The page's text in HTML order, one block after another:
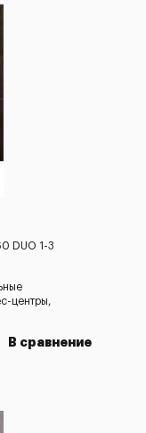
DUO 1-3
центры,
В сравнение